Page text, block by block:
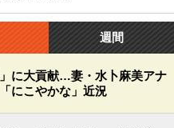
週間
に大貢献…妻・水卜麻美アナ
にこやかな」近況